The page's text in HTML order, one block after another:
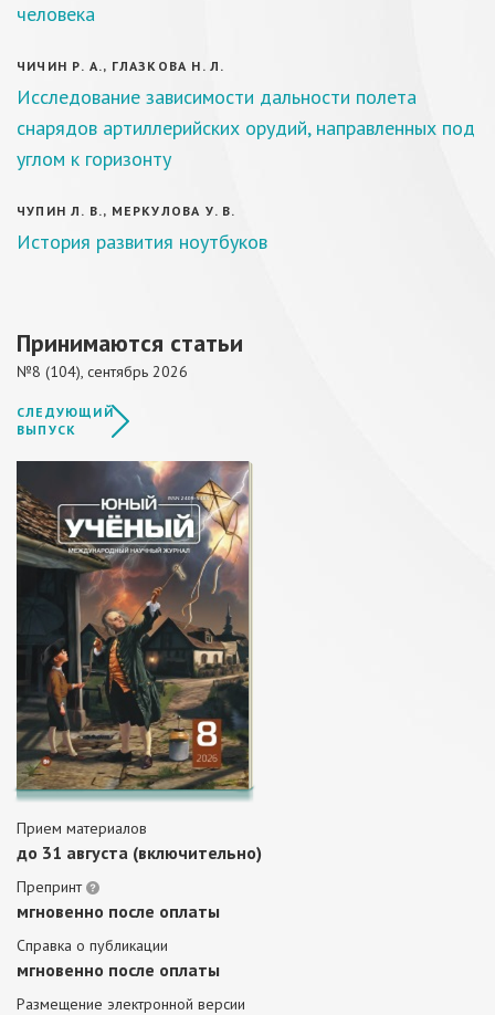
человека
ЧИЧИН Р. А., ГЛАЗКОВА Н. Л.
Исследование зависимости дальности полета
снарядов артиллерийских орудий, направленных под
углом к горизонту
ЧУПИН Л. В., МЕРКУЛОВА У. В.
История развития ноутбуков
Принимаются статьи
№8 (104), сентябрь 2026
СЛЕДУЮЩИЙ
ВЫПУСК
Прием материалов
до 31 августа (включительно)
Препринт
мгновенно после оплаты
Справка о публикации
мгновенно после оплаты
Размещение электронной версии